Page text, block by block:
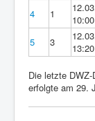
4 1
10:00
5 3
13:20
Die letzte
erfolgte am 29.